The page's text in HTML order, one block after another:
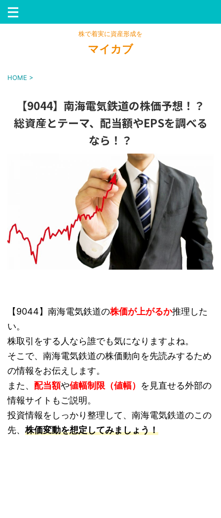
株で着実に資産形成を
マイカブ
HOME >
【9044】南海電気鉄道の株価予想！？
総資産とテーマ、配当額やEPSを調べる
なら！？
【9044】南海電気鉄道の株価が上がるか推理した
い。
株取引をする人なら誰でも気になりますよね。
そこで、南海電気鉄道の株価動向を先読みするため
の情報をお伝えします。
また、 配当額や値幅制限（値幅） を見直せる外部の
情報サイトもご説明。
投資情報をしっかり整理して、南海電気鉄道のこの
先、株価変動を想定してみましょう！